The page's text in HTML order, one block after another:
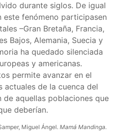
durante siglos. De igual
este fenómeno participasen
–Gran Bretaña, Francia,
Bajos, Alemania, Suecia y
ha quedado silenciada
y americanas.
permite avanzar en el
actuales de la cuenca del
aquellas poblaciones que
deberían.
Miguel Ángel. Mamá Mandinga.